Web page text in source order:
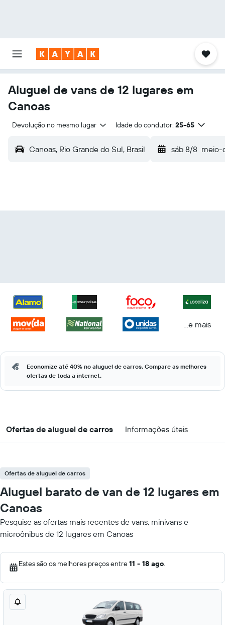
Aluguel de vans de 12 lugares em
Canoas
Devolução no mesmo lugar Idade do condutor: 25-65
Canoas, Rio Grande do Sul, Brasil sáb 8/8 meio-
...e mais
Economize até 40% no aluguel de carros. Compare as melhores
ofertas de toda a internet.
Ofertas de aluguel de carros Informações úteis
Ofertas de aluguel de carros
Aluguel barato de van de 12 lugares em
Canoas
Pesquise as ofertas mais recentes de vans, minivans e
microônibus de 12 lugares em Canoas
Estes são os melhores preços entre11 - 18 ago.